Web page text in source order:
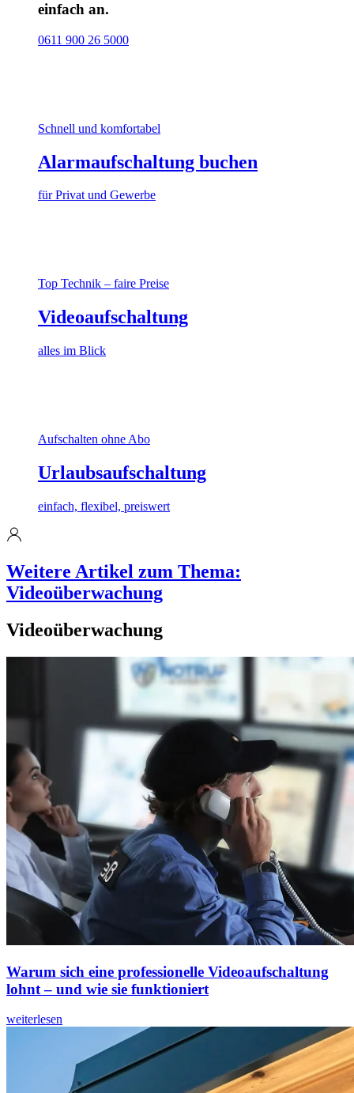
einfach an.
0611 900 26 5000
Schnell und komfortabel
Alarmaufschaltung buchen
für Privat und Gewerbe
Top Technik – faire Preise
Videoaufschaltung
alles im Blick
Aufschalten ohne Abo
Urlaubsaufschaltung
einfach, flexibel, preiswert
Weitere Artikel zum Thema:
Videoüberwachung
Videoüberwachung
Warum sich eine professionelle Videoaufschaltung
lohnt – und wie sie funktioniert
weiterlesen